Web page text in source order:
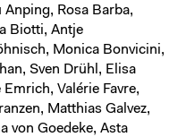
Rosa Barba,
Biotti, Antje
Monica Bonvicini,
Sven Drühl, Elisa
Valérie Favre,
Matthias Galvez,
von Goedeke, Asta